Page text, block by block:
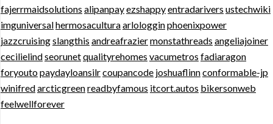
fajerrmaidsolutions alipanpayezshappyentradarivers ustechwiki
imguniversalhermosaculturaarlologginphoenixpower
jazzcruisingslangthis andreafraziermonstathreads angeliajoiner
cecilielindseorunetqualityrehomes vacumetros fadiaragon
foryoutopaydayloansilrcoupancode joshuaflinnconformable-jp
winifredarcticgreenreadbyfamous itcort.autos bikersonweb
feelwellforever